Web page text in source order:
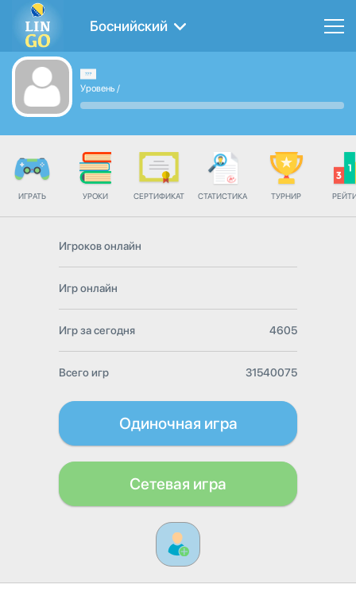
Боснийский
Уровень /
ИГРАТЬ УРОКИ СЕРТИФИКАТ СТАТИСТИКА ТУРНИР
Игроков онлайн
Игр онлайн
Игр за сегодня 4605
Всего игр 31540075
Одиночная игра
Сетевая игра